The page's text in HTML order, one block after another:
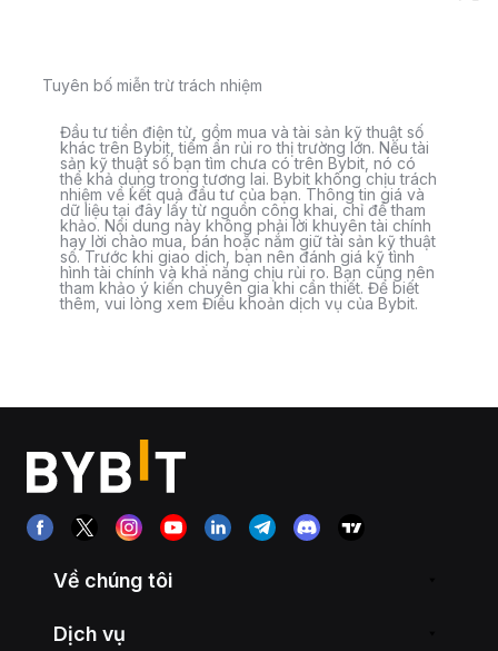
Tuyên bố miễn trừ trách nhiệm
Đầu tư tiền điện tử, gồm mua và tài sản kỹ thuật số
khác trên Bybit, tiềm ẩn rủi ro thị trường lớn. Nếu tài
sản kỹ thuật số bạn tìm chưa có trên Bybit, nó có
thể khả dụng trong tương lai. Bybit không chịu trách
nhiệm về kết quả đầu tư của bạn. Thông tin giá và
dữ liệu tại đây lấy từ nguồn công khai, chỉ để tham
khảo. Nội dung này không phải lời khuyên tài chính
hay lời chào mua, bán hoặc nắm giữ tài sản kỹ thuật
số. Trước khi giao dịch, bạn nên đánh giá kỹ tình
hình tài chính và khả năng chịu rủi ro. Bạn cũng nên
tham khảo ý kiến chuyên gia khi cần thiết. Để biết
thêm, vui lòng xem Điều khoản dịch vụ của Bybit.
Về chúng tôi
Dịch vụ